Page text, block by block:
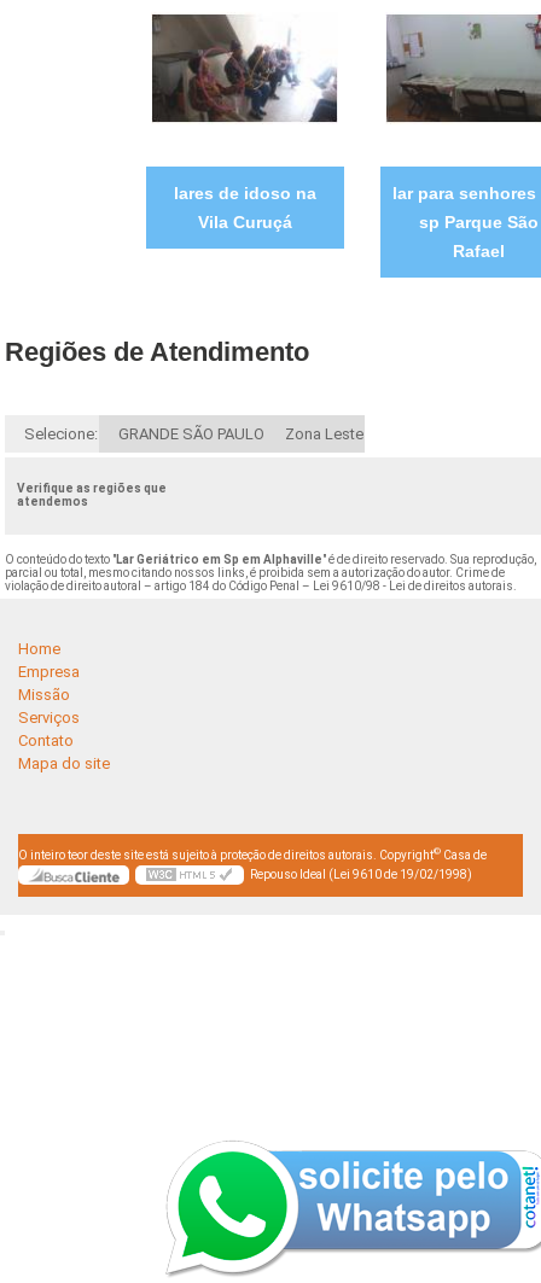
lares de idoso na
Vila Curuçá
lar para senhores
sp Parque São
Rafael
Regiões de Atendimento
Selecione: GRANDE SÃO PAULO Zona Leste
Verifique as regiões que
atendemos
O conteúdo do texto "Lar Geriátrico em Sp em Alphaville" é de direito reservado. Sua reprodução,
parcial ou total, mesmo citando nossos links, é proibida sem a autorização do autor. Crime de
violação de direito autoral – artigo 184 do Código Penal –
Lei 9610/98 - Lei de direitos autorais
Home
Empresa
Missão
Serviços
Contato
Mapa do site
O inteiro teor deste site está sujeito à proteção de direitos autorais. Copyright© Casa de
Repouso Ideal (Lei 9610 de 19/02/1998)